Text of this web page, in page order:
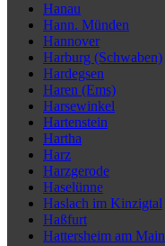
Hanau
Hann. Münden
Hannover
Harburg (Schwaben)
Hardegsen
Haren (Ems)
Harsewinkel
Hartenstein
Hartha
Harz
Harzgerode
Haselünne
Haslach im Kinzigtal
Haßfurt
Hattersheim am Main